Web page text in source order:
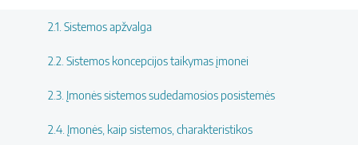
2.1. Sistemos apžvalga
2.2. Sistemos koncepcijos taikymas įmonei
2.3. Įmonės sistemos sudedamosios posistemės
2.4. Įmonės, kaip sistemos, charakteristikos